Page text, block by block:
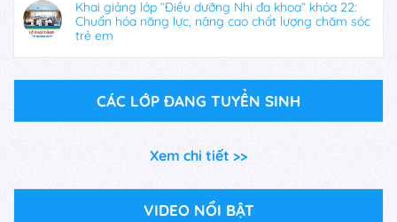
Khai giảng lớp “Điều dưỡng Nhi đa khoa” khóa 22:
Chuẩn hóa năng lực, nâng cao chất lượng chăm sóc
trẻ em
CÁC LỚP ĐANG TUYỂN SINH
Xem chi tiết >>
VIDEO NỔI BẬT